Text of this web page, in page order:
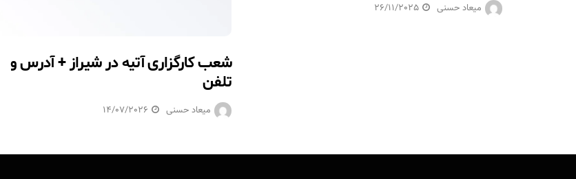
شعب کارگزاری آتیه در شیراز + آدرس و
تلفن
میعاد حسنی 14/07/2026
میعاد حسنی 26/11/2025